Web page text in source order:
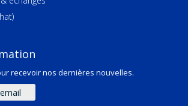
recevoir nos dernières nouvelles.